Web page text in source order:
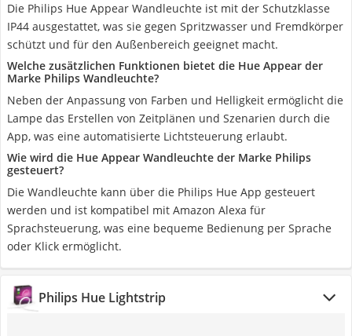
Die Philips Hue Appear Wandleuchte ist mit der Schutzklasse
IP44 ausgestattet, was sie gegen Spritzwasser und Fremdkörper
schützt und für den Außenbereich geeignet macht.
Welche zusätzlichen Funktionen bietet die Hue Appear der
Marke Philips Wandleuchte?
Neben der Anpassung von Farben und Helligkeit ermöglicht die
Lampe das Erstellen von Zeitplänen und Szenarien durch die
App, was eine automatisierte Lichtsteuerung erlaubt.
Wie wird die Hue Appear Wandleuchte der Marke Philips
gesteuert?
Die Wandleuchte kann über die Philips Hue App gesteuert
werden und ist kompatibel mit Amazon Alexa für
Sprachsteuerung, was eine bequeme Bedienung per Sprache
oder Klick ermöglicht.
Philips Hue Lightstrip